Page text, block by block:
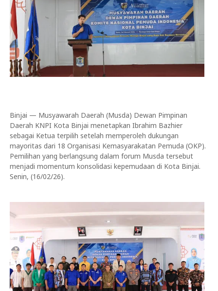
Binjai — Musyawarah Daerah (Musda) Dewan Pimpinan
Daerah KNPI Kota Binjai menetapkan Ibrahim Bazhier
sebagai Ketua terpilih setelah memperoleh dukungan
mayoritas dari 18 Organisasi Kemasyarakatan Pemuda (OKP).
Pemilihan yang berlangsung dalam forum Musda tersebut
menjadi momentum konsolidasi kepemudaan di Kota Binjai.
Senin, (16/02/26).